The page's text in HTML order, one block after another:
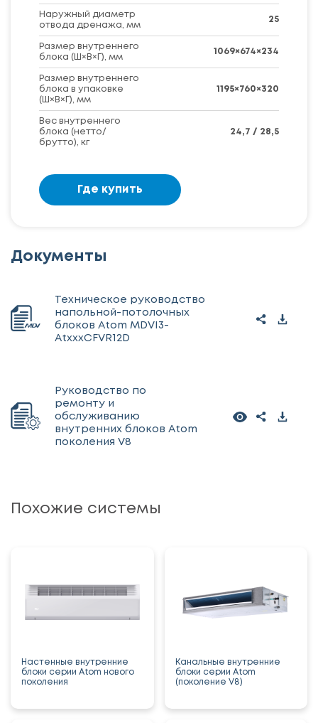
Наружный диаметр
отвода дренажа, мм
25
Размер внутреннего
блока (Ш×В×Г), мм
1069×674×234
Размер внутреннего
блока в упаковке
(Ш×В×Г), мм
1195×760×320
Вес внутреннего
блока (нетто/
брутто), кг
24,7 / 28,5
Где купить
Документы
Техническое руководство
напольной-потолочных
блоков Atom MDVI3-
AtxxxCFVR12D
Руководство по
ремонту и
обслуживанию
внутренних блоков Atom
поколения V8
Похожие системы
Настенные внутренние
блоки серии Atom нового
поколения
Канальные внутренние
блоки серии Atom
(поколение V8)